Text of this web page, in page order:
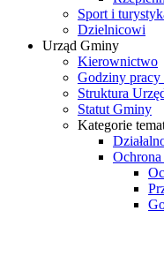
Sport i
Dzielnicowi
Urząd Gminy
Kierownictwo
Godziny pracy
Struktura
Statut Gminy
Kategorie